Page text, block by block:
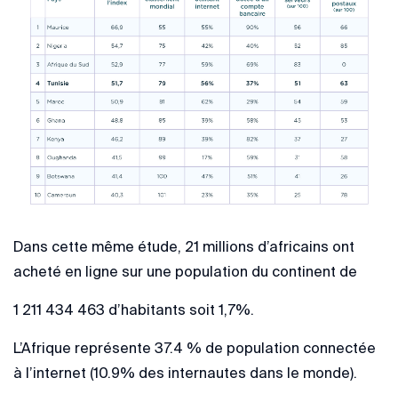
Dans cette même étude, 21 millions d’africains ont
acheté en ligne sur une population du continent de
1 211 434 463 d’habitants soit 1,7%.
L’Afrique représente 37.4 % de population connectée
à l’internet (10.9% des internautes dans le monde).